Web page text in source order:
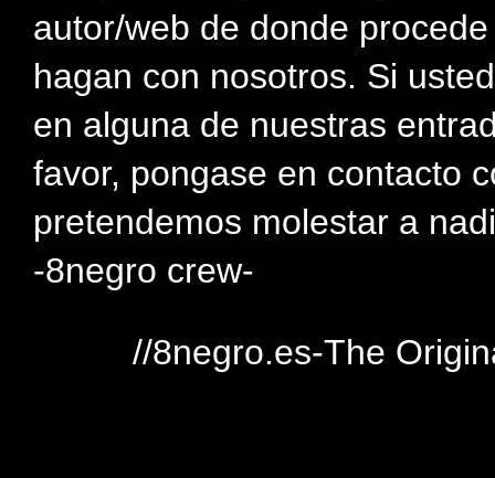
autor/web de donde
hagan con nosotros. Si
en alguna de nuestras
favor, pongase en contacto
pretendemos molestar a
-8negro crew-
//8negro.es-The